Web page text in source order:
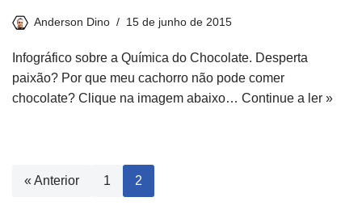
Anderson Dino 15 de junho de 2015
Infográfico sobre a Química do Chocolate. Desperta
paixão? Por que meu cachorro não pode comer
chocolate? Clique na imagem abaixo… Continue a ler »
« Anterior 1 2